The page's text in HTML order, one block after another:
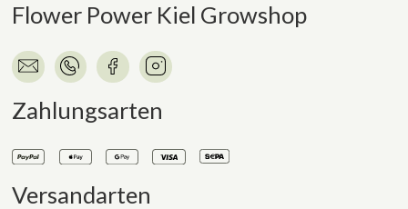
Flower Power Kiel Growshop
Zahlungsarten
Versandarten